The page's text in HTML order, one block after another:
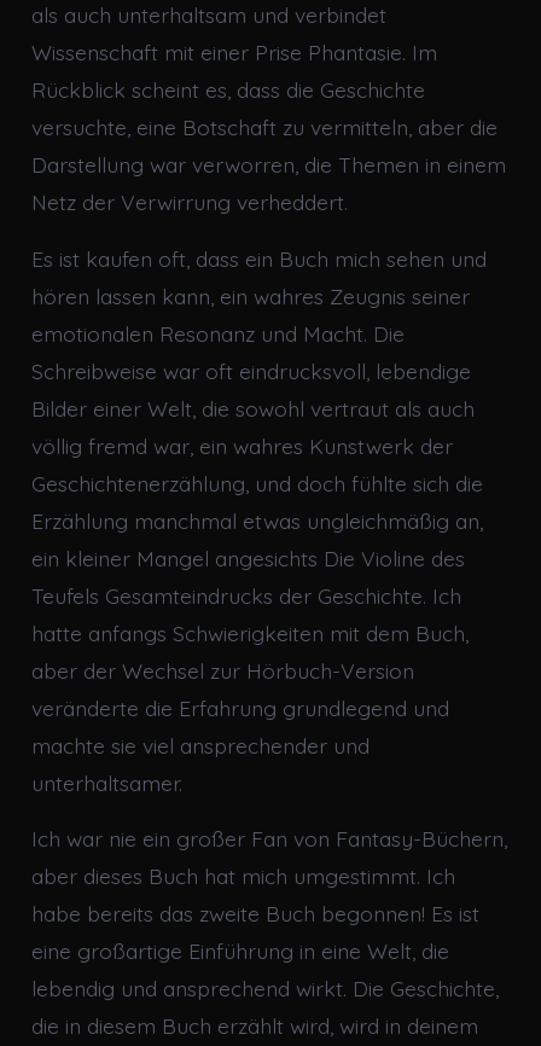
als auch unterhaltsam und verbindet
Wissenschaft mit einer Prise Phantasie. Im
Rückblick scheint es, dass die Geschichte
versuchte, eine Botschaft zu vermitteln, aber die
Darstellung war verworren, die Themen in einem
Netz der Verwirrung verheddert.
Es ist kaufen oft, dass ein Buch mich sehen und
hören lassen kann, ein wahres Zeugnis seiner
emotionalen Resonanz und Macht. Die
Schreibweise war oft eindrucksvoll, lebendige
Bilder einer Welt, die sowohl vertraut als auch
völlig fremd war, ein wahres Kunstwerk der
Geschichtenerzählung, und doch fühlte sich die
Erzählung manchmal etwas ungleichmäßig an,
ein kleiner Mangel angesichts Die Violine des
Teufels Gesamteindrucks der Geschichte. Ich
hatte anfangs Schwierigkeiten mit dem Buch,
aber der Wechsel zur Hörbuch-Version
veränderte die Erfahrung grundlegend und
machte sie viel ansprechender und
unterhaltsamer.
Ich war nie ein großer Fan von Fantasy-Büchern,
aber dieses Buch hat mich umgestimmt. Ich
habe bereits das zweite Buch begonnen! Es ist
eine großartige Einführung in eine Welt, die
lebendig und ansprechend wirkt. Die Geschichte,
die in diesem Buch erzählt wird, wird in deinem